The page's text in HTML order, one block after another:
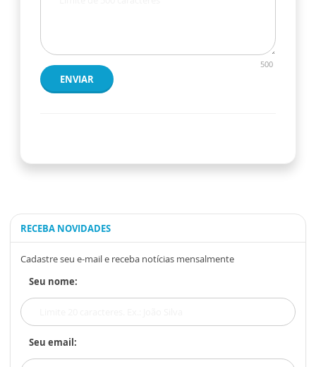
500
ENVIAR
RECEBA NOVIDADES
Cadastre seu e-mail e receba notícias mensalmente
Seu nome:
Seu email: